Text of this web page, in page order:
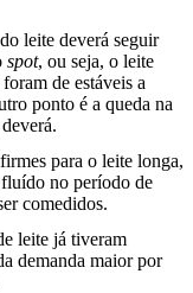
leite deverá seguir
spot, ou seja, o leite
de estáveis a
ponto é a queda na
para o leite longa,
no período de
comedidos.
leite já tiveram
demanda maior por